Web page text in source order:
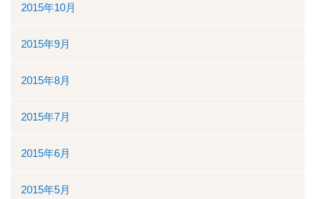
2015年10月
2015年9月
2015年8月
2015年7月
2015年6月
2015年5月